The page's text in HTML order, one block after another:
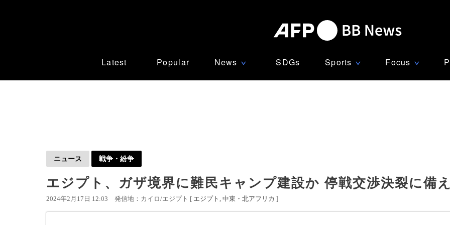
Latest Popular News ∨ SDGs Sports ∨ Focus ∨
ニュース 戦争・紛争
エジプト、ガザ境界に難民キャンプ建設か 停戦交渉決裂に備
2024年2月17日 12:03 発信地：カイロ/エジプト [ エジプト 中東・北アフリカ ]